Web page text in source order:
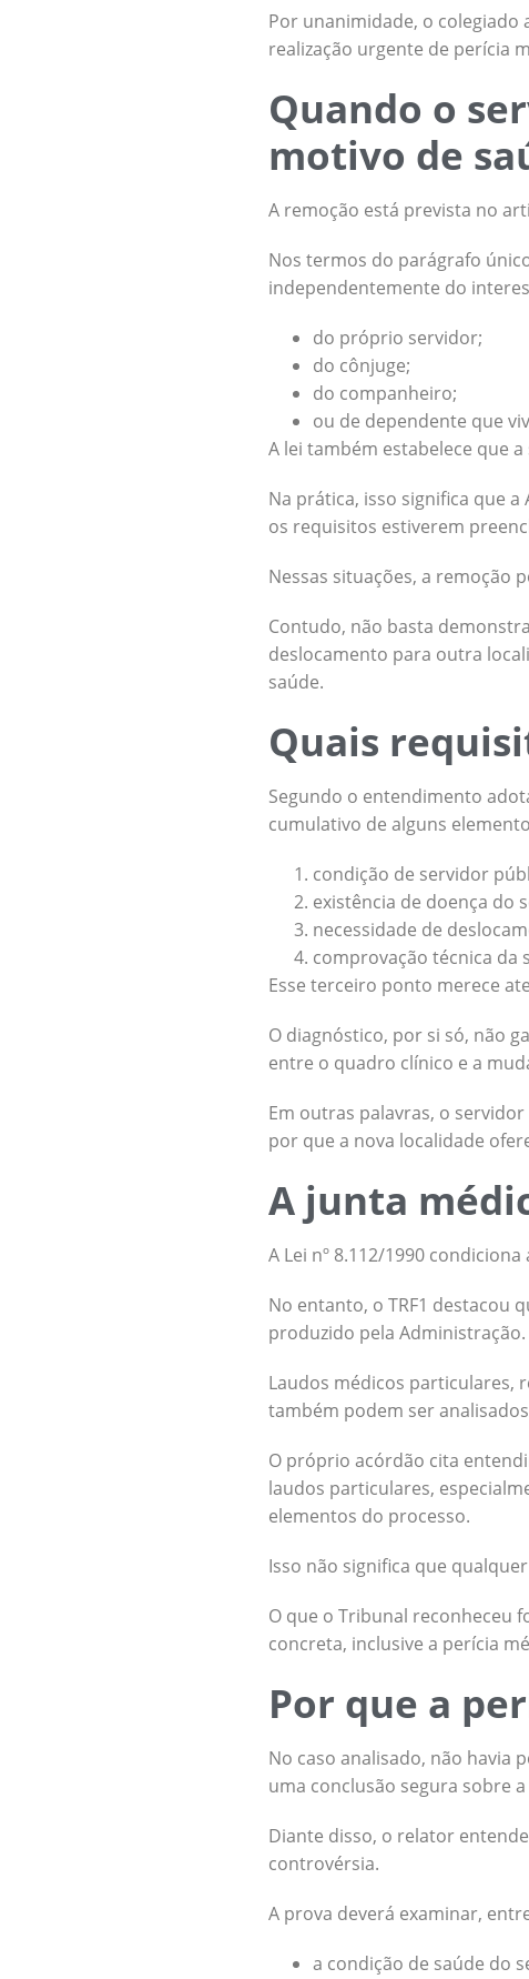
Por unanimidade, o
realização urgente de perícia
Quando o
motivo de
A remoção está prevista no
Nos termos do parágrafo
independentemente do
do próprio servidor;
do cônjuge;
do companheiro;
ou de dependente que
A lei também estabelece que
Na prática, isso significa que
os requisitos estiverem
Nessas situações, a remoção
Contudo, não basta
deslocamento para outra
saúde.
Quais
Segundo o entendimento
cumulativo de alguns
condição de servidor
existência de doença do
necessidade de
comprovação técnica da
Esse terceiro ponto merece
O diagnóstico, por si só, não
entre o quadro clínico e a
Em outras palavras, o
por que a nova localidade
A junta
A Lei nº 8.112/1990
No entanto, o TRF1 destacou
produzido pela Administração.
Laudos médicos particulares,
também podem ser
O próprio acórdão cita
laudos particulares,
elementos do processo.
Isso não significa que
O que o Tribunal reconheceu
concreta, inclusive a perícia
Por que a
No caso analisado, não havia
uma conclusão segura sobre
Diante disso, o relator
controvérsia.
A prova deverá examinar,
a condição de saúde do